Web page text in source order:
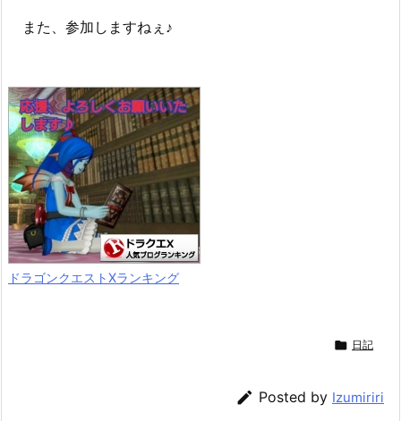
また、参加しますねぇ♪
ドラゴンクエストXランキング
 日記
 Posted by Izumiriri